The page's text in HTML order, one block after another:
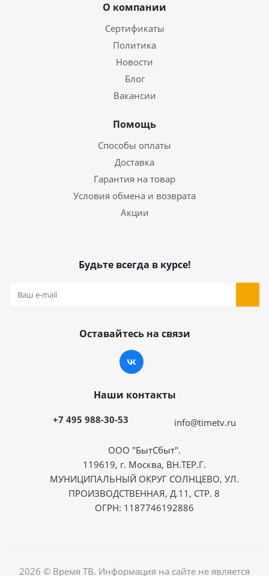
О компании
Сертификаты
Политика
Новости
Блог
Вакансии
Помощь
Способы оплаты
Доставка
Гарантия на товар
Условия обмена и возврата
Акции
Будьте всегда в курсе!
Оставайтесь на связи
Наши контакты
+7 495 988-30-53 info@timetv.ru
ООО "БытСбыт".
119619, г. Москва, ВН.ТЕР.Г.
МУНИЦИПАЛЬНЫЙ ОКРУГ СОЛНЦЕВО, УЛ.
ПРОИЗВОДСТВЕННАЯ, Д.11, СТР. 8
ОГРН: 1187746192886
2026 © Время ТВ. Информация на сайте не является